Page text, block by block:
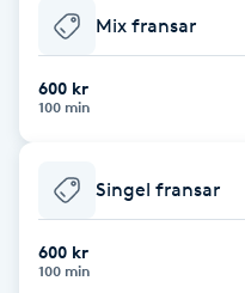
Blowout
Bottenfärg
Brynformning
Brynfärgning
Brynplockning
Mix fransar
600 kr
100 min
Singel fransar
600 kr
100 min